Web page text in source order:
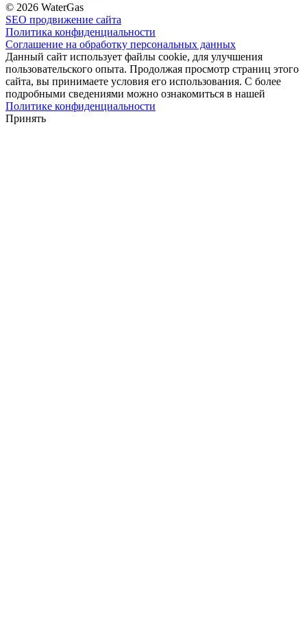
© 2026 WaterGas
SEO продвижение сайта
Политика конфиденциальности
Соглашение на обработку персональных данных
Данный сайт использует файлы cookie, для улучшения
пользовательского опыта. Продолжая просмотр страниц этого
сайта, вы принимаете условия его использования. С более
подробными сведениями можно ознакомиться в нашей
Политике конфиденциальности
Принять